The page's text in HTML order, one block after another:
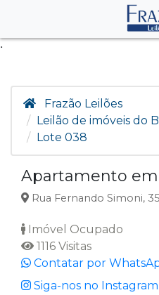
.
Frazão Leilões
Leilão de imóveis do
Lote 038
Rua Fernando Simoni,
Imóvel Ocupado
1116 Visitas
Contatar por
Siga-nos no Instagram